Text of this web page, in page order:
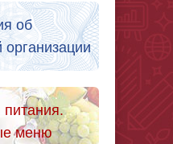
об
организации
питания.
меню